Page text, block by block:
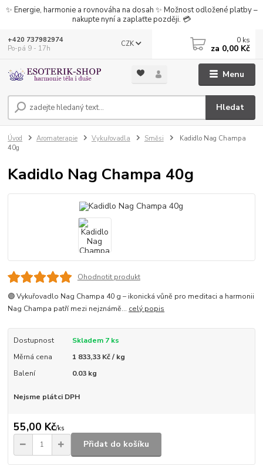
✨ Energie, harmonie a rovnováha na dosah ✨ Možnost odložené platby –
nakupte nyní a zaplaťte později. 💳
Menu
CZK
Hledat
+420 737982974
Po-pá 9 - 17h
0 ks
za 0,00 Kč
Úvod Aromaterapie Vykuřovadla Směsi
Kadidlo Nag Champa
40g
Kadidlo Nag Champa 40g
Ohodnotit produkt
🟣 Vykuřovadlo Nag Champa 40 g – ikonická vůně pro meditaci a harmonii
Nag Champa patří mezi nejznámě... celý popis
Dostupnost
Skladem 7 ks
Měrná cena
1 833,33 Kč / kg
Balení
0.03 kg
Nejsme plátci DPH
55,00 Kč/ks
Přidat do košíku